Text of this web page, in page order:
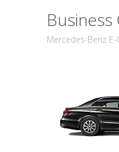
Business
Mercedes-Benz